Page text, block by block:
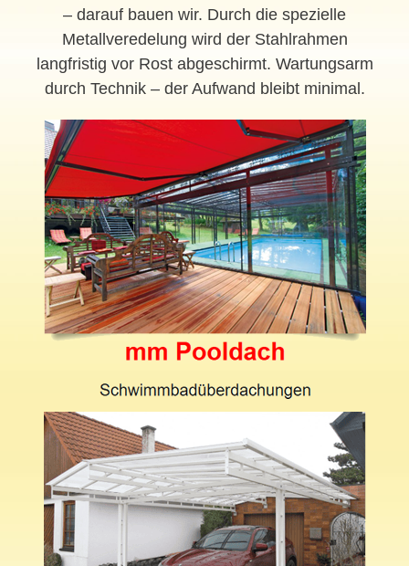
– darauf bauen wir. Durch die spezielle
Metallveredelung wird der Stahlrahmen
langfristig vor Rost abgeschirmt. Wartungsarm
durch Technik – der Aufwand bleibt minimal.